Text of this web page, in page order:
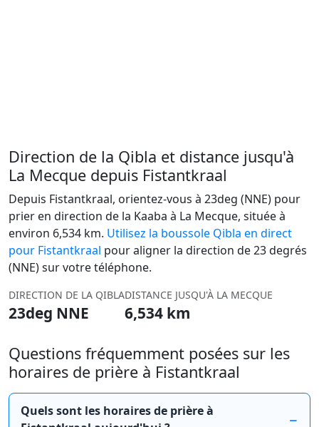
Direction de la Qibla et distance jusqu'à
La Mecque depuis Fistantkraal
Depuis Fistantkraal, orientez-vous à 23deg (NNE) pour
prier en direction de la Kaaba à La Mecque, située à
environ 6,534 km. Utilisez la boussole Qibla en direct
pour Fistantkraal pour aligner la direction de 23 degrés
(NNE) sur votre téléphone.
DIRECTION DE LA QIBLA
23deg NNE
DISTANCE JUSQU'À LA MECQUE
6,534 km
Questions fréquemment posées sur les
horaires de prière à Fistantkraal
Quels sont les horaires de prière à